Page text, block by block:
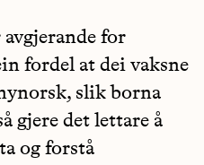
for
fordel at dei vaksne
slik borna
gjere det lettare å
og forstå